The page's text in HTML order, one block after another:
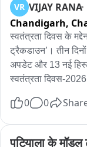
मुक्या प्राण्यांच्या
तब्बल १६ गाढवे गायब
हिरावले गेले आहे.
करण्यात आले.
VR VIJAY RANA
Chandigarh,
स्वतंत्रता दिवस के
ट्रैकडाउन’। तीन
अपडेट और 13 नई
स्वतंत्रता दिवस-
पर शिकंजा कसने के
फिरौती, स्नैचिंग,
0 0
पटियाला के